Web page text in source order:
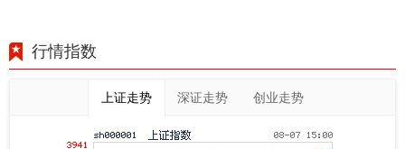
行情指数
上证走势 深证走势 创业走势